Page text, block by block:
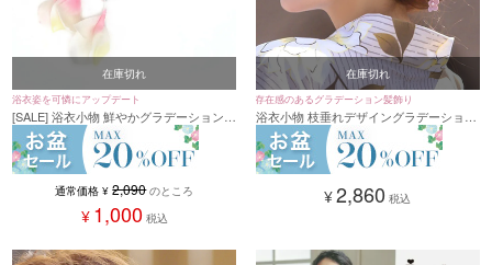
在庫切れ
浴衣姿を可憐にアップデート
[SALE] 浴衣小物 鮮やかグラデーション浴
衣髪飾り (ピンク/ブルー)
通常価格 ¥ 2,090 のところ
¥ 1,000 税込
在庫切れ
存在感のあるグラデーション髪飾り
浴衣小物 枝垂れデザイングラデーション
浴衣髪飾り (ピンク/パープル)
¥2,860 税込